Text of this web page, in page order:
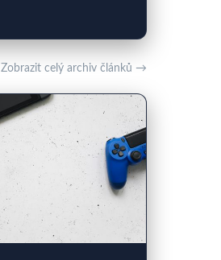
Zobrazit celý archiv článků →